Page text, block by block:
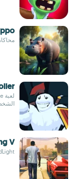
V